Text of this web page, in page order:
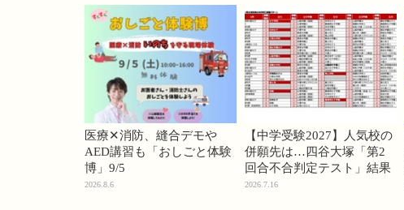
医療✕消防、縫合デモや
AED講習も「おしごと体験
博」9/5
2026.8.6
【中学受験2027】人気校の
併願先は…四谷大塚「第2
回合不合判定テスト」結果
2026.7.16